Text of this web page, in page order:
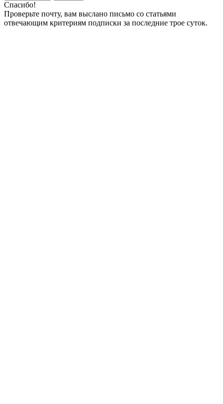
Спасибо!
Проверьте почту, вам выслано письмо со статьями
отвечающим критериям подписки за последние трое суток.